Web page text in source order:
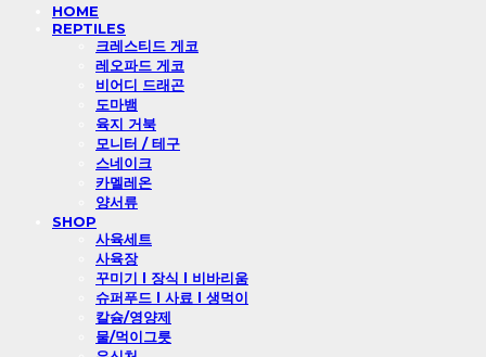
HOME
REPTILES
크레스티드 게코
레오파드 게코
비어디 드래곤
도마뱀
육지 거북
모니터 / 테구
스네이크
카멜레온
양서류
SHOP
사육세트
사육장
꾸미기 l 장식 l 비바리움
슈퍼푸드 l 사료 l 생먹이
칼슘/영양제
물/먹이그릇